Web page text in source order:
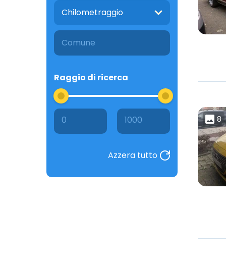
Chilometraggio
Raggio di ricerca
0 1000
Azzera tutto
8